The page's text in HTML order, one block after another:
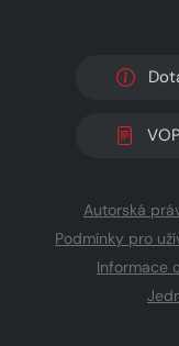
VOP
Autorská
Podmínky pro
Informace